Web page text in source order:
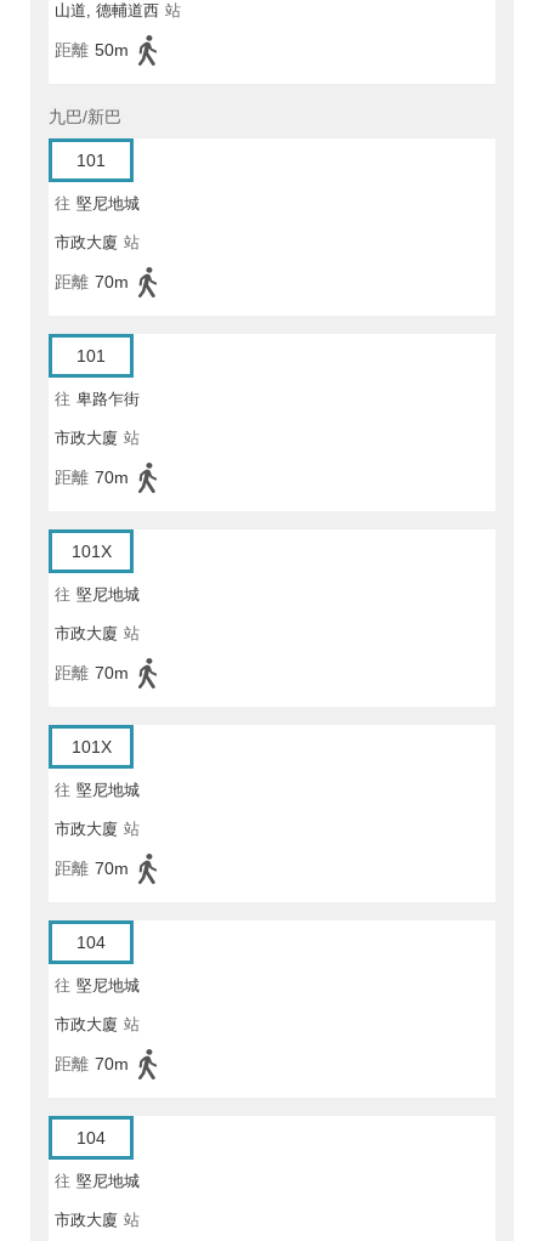
山道, 德輔道西 站
距離 50m
九巴/新巴
101
往 堅尼地城
市政大廈 站
距離 70m
101
往 卑路乍街
市政大廈 站
距離 70m
101X
往 堅尼地城
市政大廈 站
距離 70m
101X
往 堅尼地城
市政大廈 站
距離 70m
104
往 堅尼地城
市政大廈 站
距離 70m
104
往 堅尼地城
市政大廈 站